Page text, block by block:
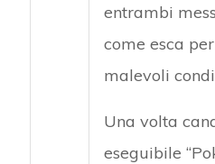
entrambi
come esca
malevoli
Una volta
eseguibile